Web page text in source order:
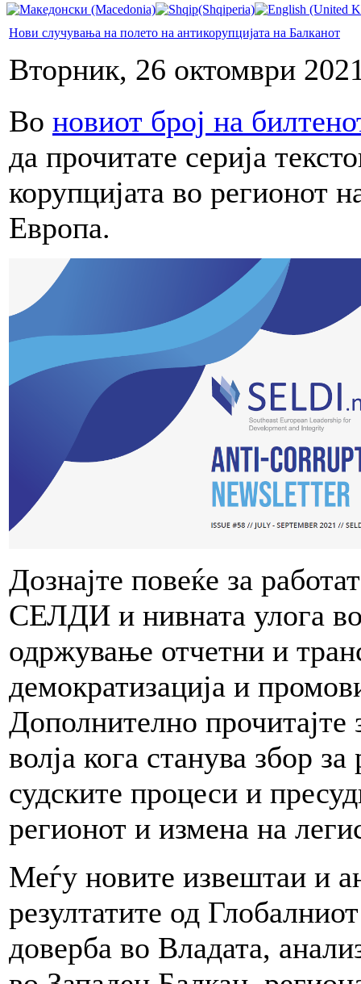
Нови случувања на полето на антикорупцијата на Балканот
Вторник, 26 октомври
Во новиот број на
да прочитате серија
корупцијата во регионот
Европа.
Дознајте повеќе за
СЕЛДИ и нивната улога
одржување отчетни и
демократизација и
Дополнително прочитајте
волја кога станува збор
судските процеси и
регионот и измена на
Меѓу новите извештаи и
резултатите од
доверба во Владата,